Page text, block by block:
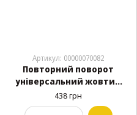
Артикул: 00000070082
Повторний поворот
універсальний жовтий
діодний 13х6х4см
"FormPlas" FR0221 (2шт)
438 грн